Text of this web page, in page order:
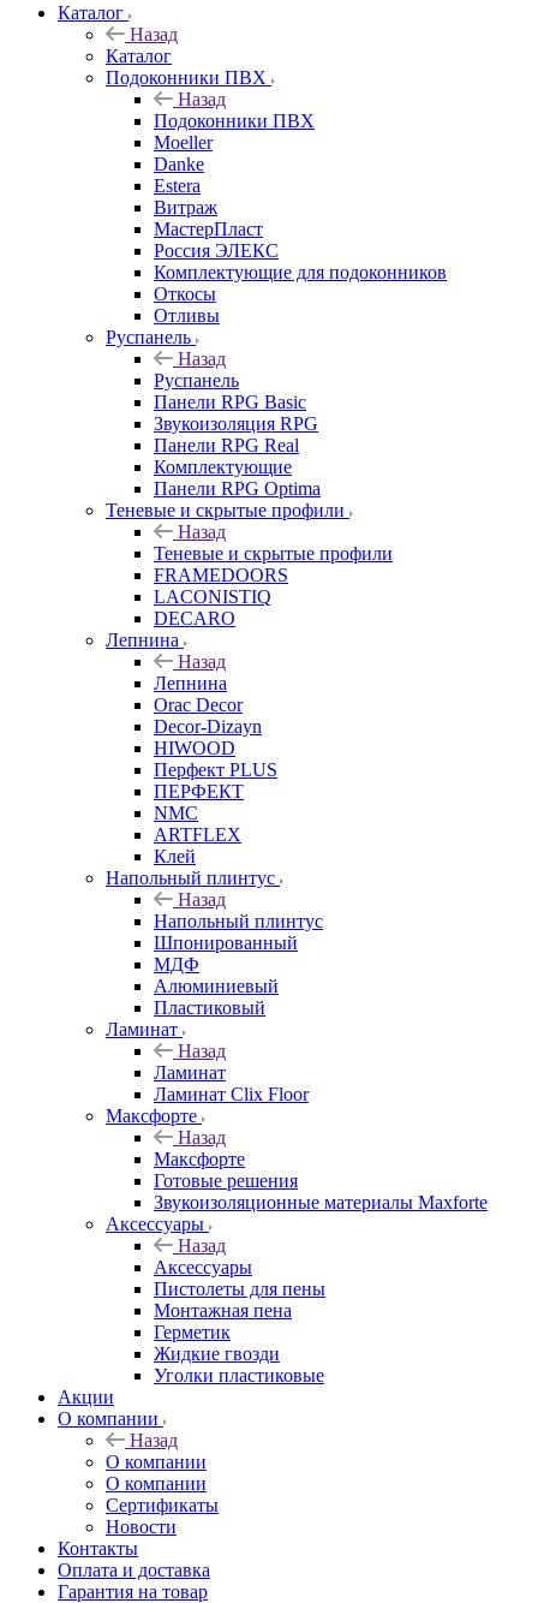
Каталог
Назад
Каталог
Подоконники ПВХ
Назад
Подоконники ПВХ
Moeller
Danke
Estera
Витраж
МастерПласт
Россия ЭЛЕКС
Комплектующие для подоконников
Откосы
Отливы
Руспанель
Назад
Руспанель
Панели RPG Basic
Звукоизоляция RPG
Панели RPG Real
Комплектующие
Панели RPG Optima
Теневые и скрытые профили
Назад
Теневые и скрытые профили
FRAMEDOORS
LACONISTIQ
DECARO
Лепнина
Назад
Лепнина
Orac Decor
Decor-Dizayn
HIWOOD
Перфект PLUS
ПЕРФЕКТ
NMC
ARTFLEX
Клей
Напольный плинтус
Назад
Напольный плинтус
Шпонированный
МДФ
Алюминиевый
Пластиковый
Ламинат
Назад
Ламинат
Ламинат Clix Floor
Максфорте
Назад
Максфорте
Готовые решения
Звукоизоляционные материалы Maxforte
Аксессуары
Назад
Аксессуары
Пистолеты для пены
Монтажная пена
Герметик
Жидкие гвозди
Уголки пластиковые
Акции
О компании
Назад
О компании
О компании
Сертификаты
Новости
Контакты
Оплата и доставка
Гарантия на товар